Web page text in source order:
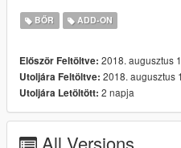
BŐR ADD-ON
Először Feltöltve: 2018. augusztus
Utoljára Feltöltve: 2018. augusztus
Utoljára Letöltött: 2 napja
All Versions